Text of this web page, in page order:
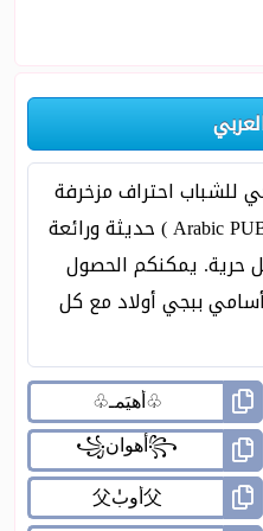
للشباب احتراف مزخرفة
بالعربي ( Arabic PUBG Names For Boys ) حديثة ورائعة
حرية. يمكنكم الحصول
ببجي أولاد مع كل